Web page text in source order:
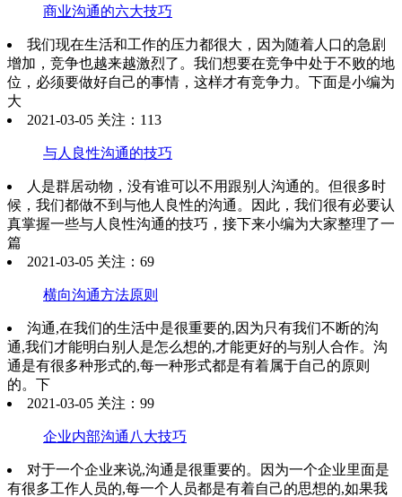
商业沟通的六大技巧
我们现在生活和工作的压力都很大，因为随着人口的急剧
增加，竞争也越来越激烈了。我们想要在竞争中处于不败的地
位，必须要做好自己的事情，这样才有竞争力。下面是小编为
大
2021-03-05 关注：113
与人良性沟通的技巧
人是群居动物，没有谁可以不用跟别人沟通的。但很多时
候，我们都做不到与他人良性的沟通。因此，我们很有必要认
真掌握一些与人良性沟通的技巧，接下来小编为大家整理了一
篇
2021-03-05 关注：69
横向沟通方法原则
沟通,在我们的生活中是很重要的,因为只有我们不断的沟
通,我们才能明白别人是怎么想的,才能更好的与别人合作。沟
通是有很多种形式的,每一种形式都是有着属于自己的原则
的。下
2021-03-05 关注：99
企业内部沟通八大技巧
对于一个企业来说,沟通是很重要的。因为一个企业里面是
有很多工作人员的,每一个人员都是有着自己的思想的,如果我